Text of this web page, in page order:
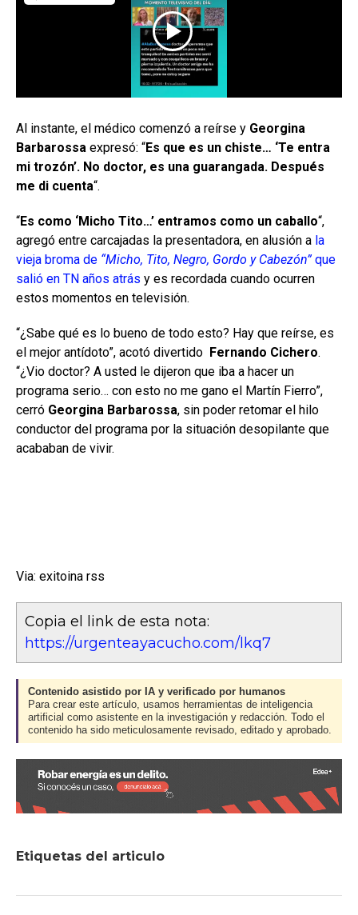
Al instante, el médico comenzó a reírse y Georgina
Barbarossa expresó: “Es que es un chiste… ‘Te entra
mi trozón’. No doctor, es una guarangada. Después
me di cuenta“.
“Es como ‘Micho Tito…’ entramos como un caballo“,
agregó entre carcajadas la presentadora, en alusión a la
vieja broma de “Micho, Tito, Negro, Gordo y Cabezón”que
salió en TN años atrás y es recordada cuando ocurren
estos momentos en televisión.
“¿Sabe qué es lo bueno de todo esto? Hay que reírse, es
el mejor antídoto”, acotó divertido Fernando Cichero.
“¿Vio doctor? A usted le dijeron que iba a hacer un
programa serio… con esto no me gano el Martín Fierro”,
cerró Georgina Barbarossa, sin poder retomar el hilo
conductor del programa por la situación desopilante que
acababan de vivir.
Via: exitoina rss
Copia el link de esta nota:
https://urgenteayacucho.com/lkq7
Contenido asistido por IA y verificado por humanos
Para crear este artículo, usamos herramientas de inteligencia
artificial como asistente en la investigación y redacción. Todo el
contenido ha sido meticulosamente revisado, editado y aprobado.
Etiquetas del articulo